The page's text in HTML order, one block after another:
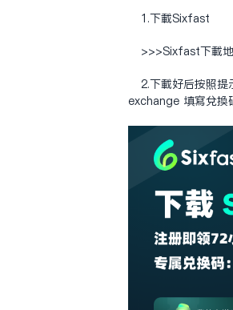
1.下载Sixfast
>>>Sixfast下载
2.下载好后按照提
exchange 填写兑换